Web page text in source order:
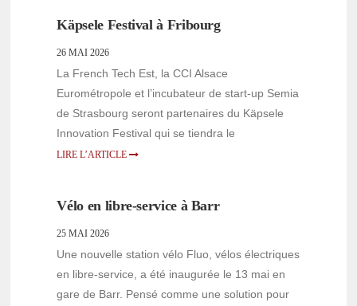
Käpsele Festival à Fribourg
26 MAI 2026
La French Tech Est, la CCI Alsace
Eurométropole et l’incubateur de start-up Semia
de Strasbourg seront partenaires du Käpsele
Innovation Festival qui se tiendra le
LIRE L’ARTICLE
Vélo en libre-service à Barr
25 MAI 2026
Une nouvelle station vélo Fluo, vélos électriques
en libre-service, a été inaugurée le 13 mai en
gare de Barr. Pensé comme une solution pour